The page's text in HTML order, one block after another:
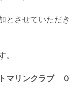
とさせていただき
。
マリンクラブ ０